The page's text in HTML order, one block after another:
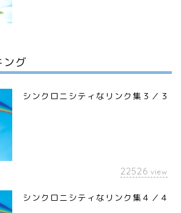
ング
シンクロニシティなリンク集３／３
22526 view
シンクロニシティなリンク集４／４